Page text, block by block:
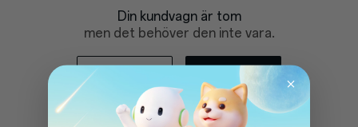
Din kundvagn är tom
men det behöver den inte vara.
Börja shoppa